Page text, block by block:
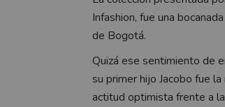
Infashion, fue una
de Bogotá.
Quizá ese sentimiento de
su primer hijo Jacobo fue
actitud optimista frente a